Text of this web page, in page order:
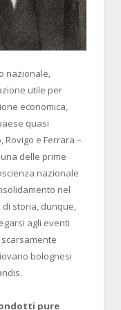
nazionale,
utile per
economica,
quasi
e Ferrara –
una delle prime
nazionale
nel
di storia, dunque,
agli eventi
bolognesi
pure